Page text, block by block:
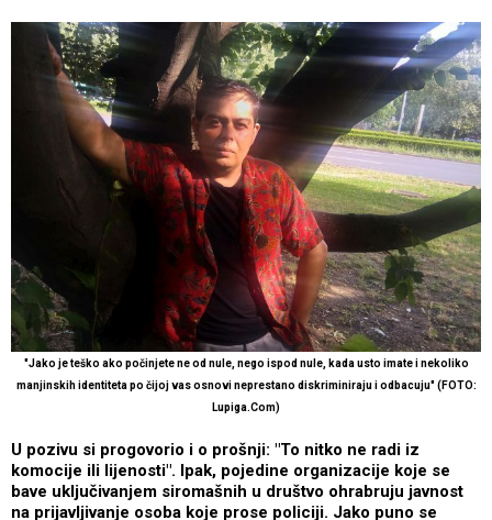
"Jako je teško ako počinjete ne od nule, nego ispod nule, kada usto imate i nekoliko
manjinskih identiteta po čijoj vas osnovi neprestano diskriminiraju i odbacuju" (FOTO:
Lupiga.Com)
U pozivu si progovorio i o prošnji: "To nitko ne radi iz
komocije ili lijenosti". Ipak, pojedine organizacije koje se
bave uključivanjem siromašnih u društvo ohrabruju javnost
na prijavljivanje osoba koje prose policiji. Jako puno se